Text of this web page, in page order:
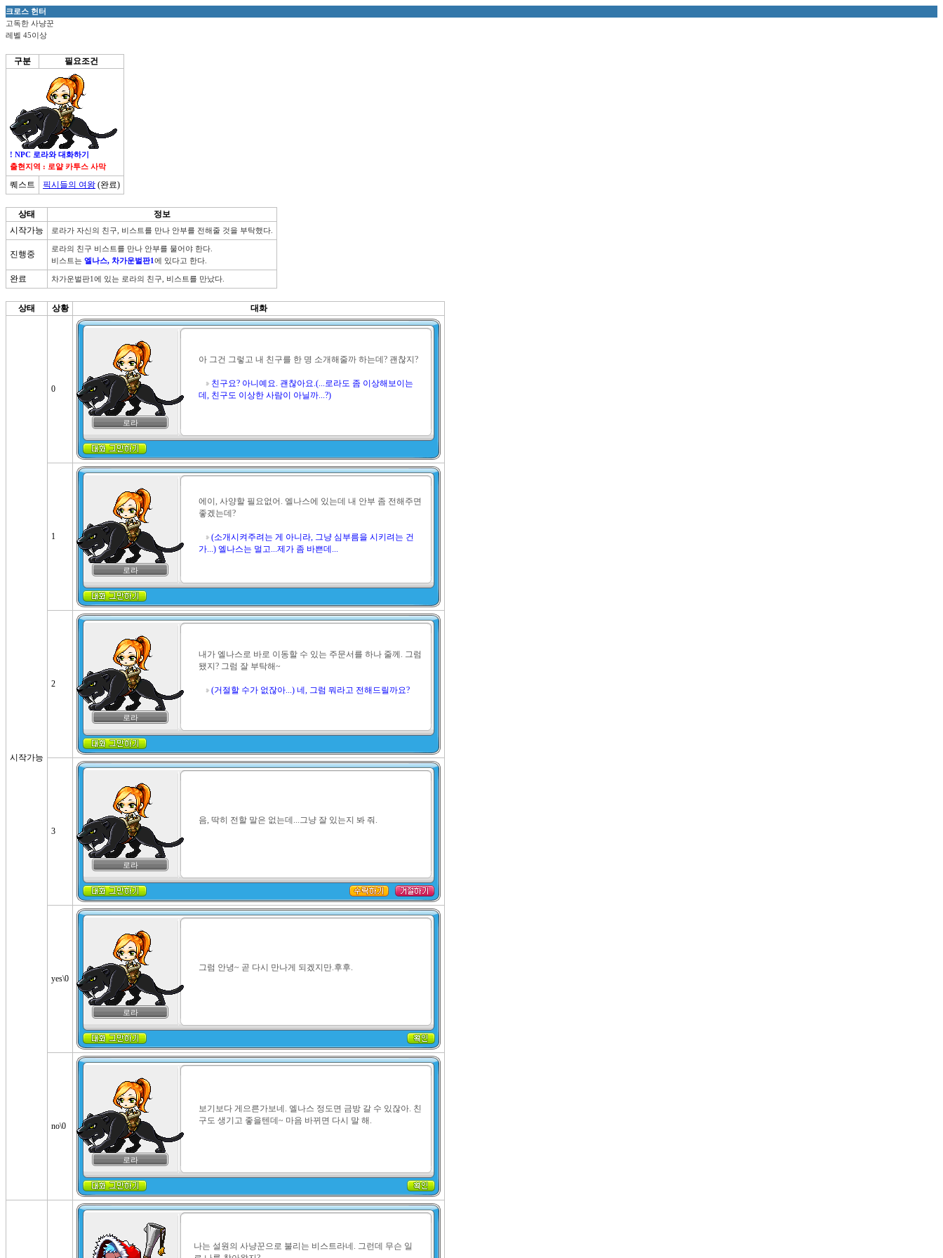
크로스 헌터
고독한 사냥꾼
레벨 45이상
구분 필요조건
! NPC 로라와 대화하기
출현지역 : 로얄 카투스 사막
퀘스트 픽시들의 여왕 (완료)
상태
정보
시작가능
로라가 자신의 친구, 비스트를 만나 안부를 전해줄 것을 부탁했다.
진행중
로라의 친구 비스트를 만나 안부를 물어야 한다.
비스트는 엘나스, 차가운벌판1에 있다고 한다.
완료 차가운벌판1에 있는 로라의 친구, 비스트를 만났다.
상태 상황 대화
시작가능
0
로라
아 그건 그렇고 내 친구를 한 명 소개해줄까 하는데? 괜찮지?
친구요? 아니예요. 괜찮아요.(...로라도 좀 이상해보이는
데, 친구도 이상한 사람이 아닐까...?)
1
로라
에이, 사양할 필요없어. 엘나스에 있는데 내 안부 좀 전해주면
좋겠는데?
(소개시켜주려는 게 아니라, 그냥 심부름을 시키려는 건
가...) 엘나스는 멀고...제가 좀 바쁜데...
2
로라
내가 엘나스로 바로 이동할 수 있는 주문서를 하나 줄께. 그럼
됐지? 그럼 잘 부탁해~
(거절할 수가 없잖아...) 네, 그럼 뭐라고 전해드릴까요?
3
로라
음, 딱히 전할 말은 없는데...그냥 잘 있는지 봐 줘.
yes\0
로라
그럼 안녕~ 곧 다시 만나게 되겠지만.후후.
no\0
로라
보기보다 게으른가보네. 엘나스 정도면 금방 갈 수 있잖아. 친
구도 생기고 좋을텐데~ 마음 바뀌면 다시 말 해.
나는 설원의 사냥꾼으로 불리는 비스트라네. 그런데 무슨 일